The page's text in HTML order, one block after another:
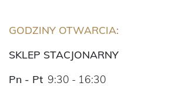
GODZINY OTWARCIA:
SKLEP STACJONARNY
Pn - Pt 9:30 - 16:30